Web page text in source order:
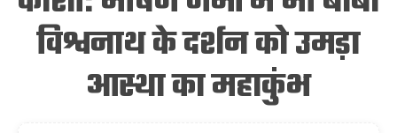
विश्वनाथ के दर्शन को उमड़ा
आस्था का महाकुंभ